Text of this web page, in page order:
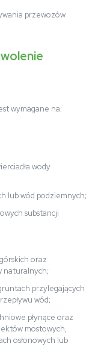
przewozów
wymagane na:
wody
lub wód podziemnych;
substancji
oraz
naturalnych;
przylegających
wód;
płynące oraz
mostowych,
osłonowych lub